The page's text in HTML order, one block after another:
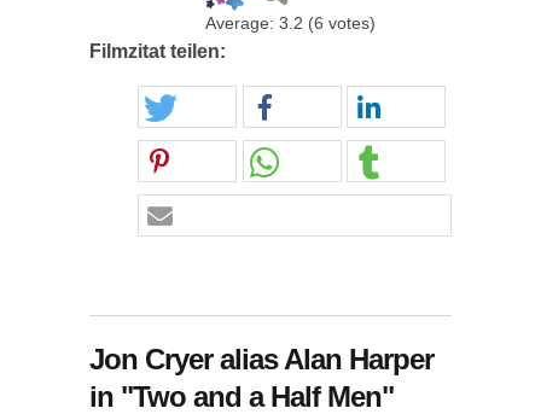
Average: 3.2 (6 votes)
Filmzitat teilen:
Jon Cryer alias Alan Harper
in "Two and a Half Men"